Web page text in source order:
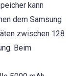
kann
dem Samsung
zwischen 128
Beim